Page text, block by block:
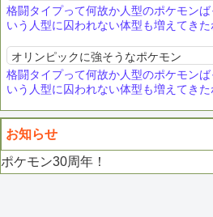
格闘タイプって何故か人型のポケモン
いう人型に囚われない体型も増えてきた
オリンピックに強そうなポケモン
格闘タイプって何故か人型のポケモン
いう人型に囚われない体型も増えてきた
お知らせ
ポケモン30周年！